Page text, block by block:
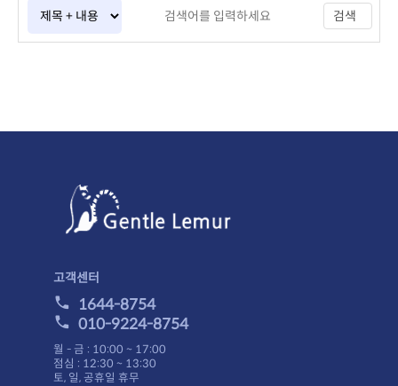
검색
고객센터
1644-8754
010-9224-8754
월 - 금 : 10:00 ~ 17:00
점심 : 12:30 ~ 13:30
토, 일, 공휴일 휴무